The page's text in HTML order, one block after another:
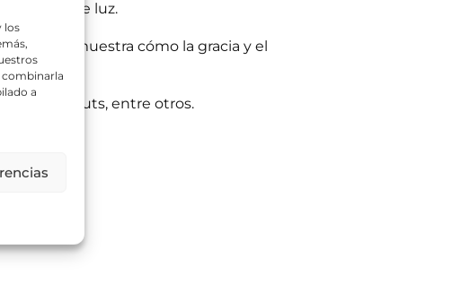
los
combinarla
a
de luz.
sinuosa muestra cómo la gracia y el
chill outs, entre otros.
datos:
las obligaciones legales.
a la limitación u oposición